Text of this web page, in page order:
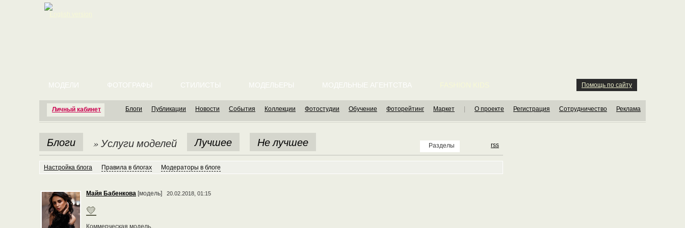
Личный кабинет
МОДЕЛИ ФОТОГРАФЫ СТИЛИСТЫ МОДЕЛЬЕРЫ МОДЕЛЬНЫЕ АГЕНТСТВА Помощь по сайту
Блоги Публикации Новости События Коллекции Фотостудии Обучение Фоторейтинг Маркет О проекте Регистрация Сотрудничество Реклама
Разделы rss
Блоги » Услуги моделей Лучшее Не лучшее
Настройка блога Правила в блогах Модераторы в блоге
Майя Бабенкова [модель] 20.02.2018, 01:15
💛
Коммерческая модель.